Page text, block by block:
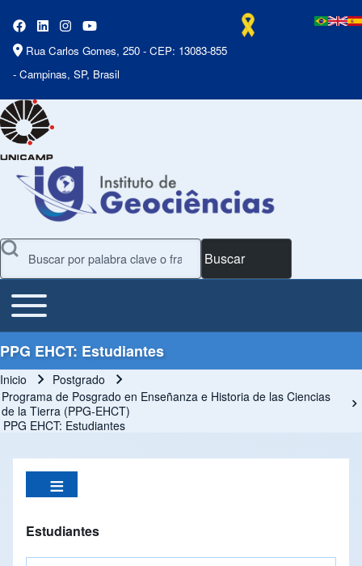
Rua Carlos Gomes, 250 - CEP: 13083-855
- Campinas, SP, Brasil
Buscar
Main Menu
Toggle main menu
PPG EHCT: Estudiantes
Ruta de navegación
Inicio
Postgrado
Programa de Posgrado en Enseñanza e Historia de las Ciencias
de la Tierra (PPG-EHCT)
PPG EHCT: Estudiantes
Estudiantes